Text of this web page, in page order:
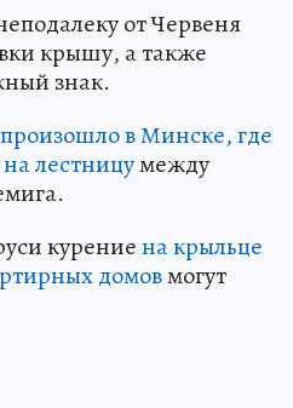
от Червеня
крышу, а также
знак.
в Минске, где
лестницумежду
курениена крыльце
домовмогут